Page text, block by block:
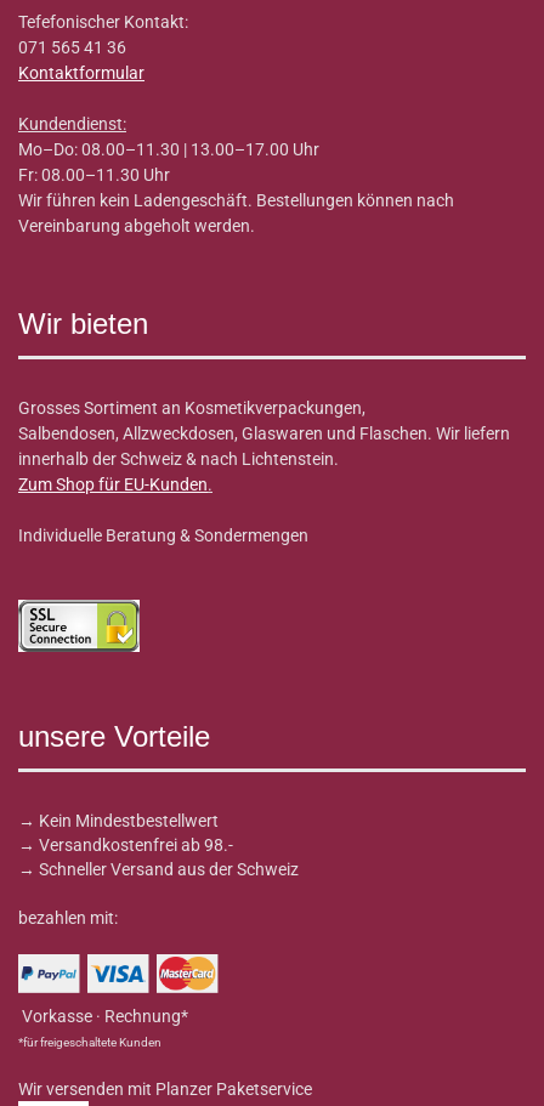
Tefefonischer Kontakt:
071 565 41 36
Kontaktformular
Kundendienst:
Mo–Do: 08.00–11.30 | 13.00–17.00 Uhr
Fr: 08.00–11.30 Uhr
Wir führen kein Ladengeschäft. Bestellungen können nach
Vereinbarung abgeholt werden.
Wir bieten
Grosses Sortiment an Kosmetikverpackungen,
Salbendosen, Allzweckdosen, Glaswaren und Flaschen. Wir liefern
innerhalb der Schweiz & nach Lichtenstein.
Zum Shop für EU-Kunden.
Individuelle Beratung & Sondermengen
unsere Vorteile
→ Kein Mindestbestellwert
→ Versandkostenfrei ab 98.-
→ Schneller Versand aus der Schweiz
bezahlen mit:
Vorkasse · Rechnung*
*für freigeschaltete Kunden
Wir versenden mit Planzer Paketservice